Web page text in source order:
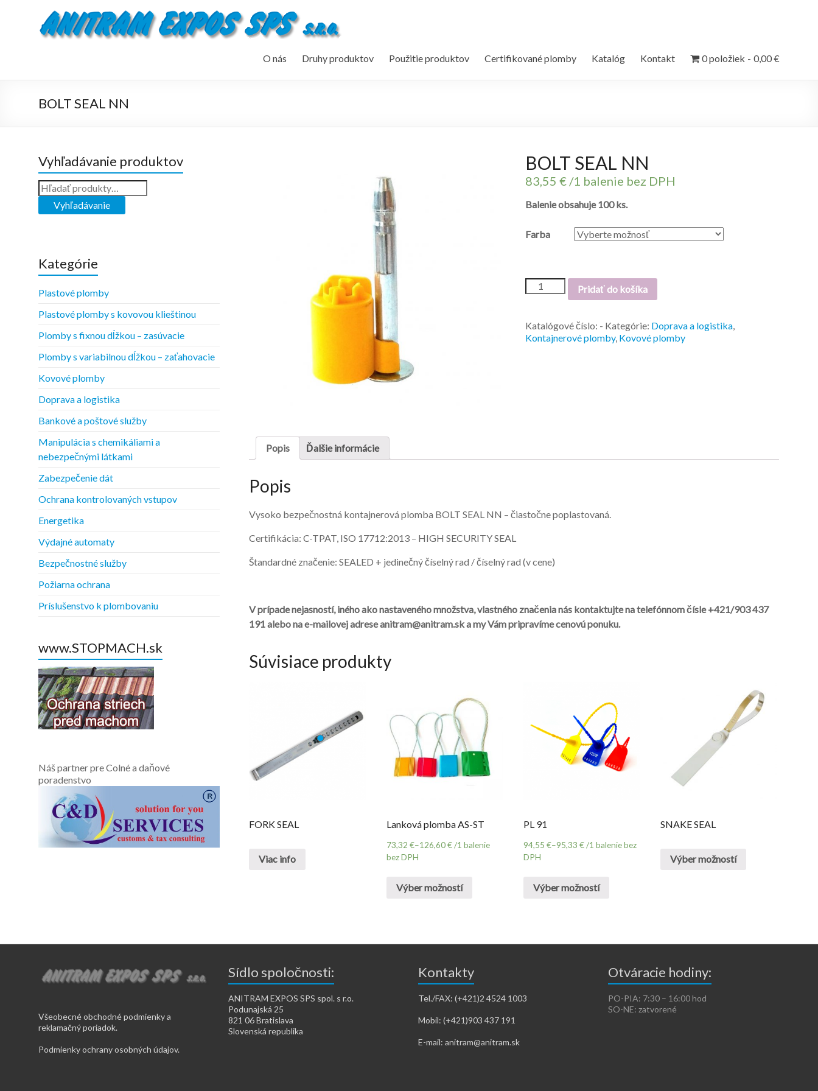
O nás Druhy produktov Použitie produktov Certifikované plomby Katalóg Kontakt 0 položiek 0,00 €
BOLT SEAL NN
BOLT SEAL NN
83,55 € /1 balenie bez DPH
Balenie obsahuje 100 ks.
Farba
Pridať do košíka
Katalógové číslo: - Kategórie: Doprava a logistika,
Kontajnerové plomby, Kovové plomby
Popis Ďalšie informácie
Popis
Vysoko bezpečnostná kontajnerová plomba BOLT SEAL NN – čiastočne poplastovaná.
Certifikácia: C-TPAT, ISO 17712:2013 – HIGH SECURITY SEAL
Štandardné značenie: SEALED + jedinečný číselný rad / číselný rad (v cene)
V prípade nejasností, iného ako nastaveného množstva, vlastného značenia nás kontaktujte na telefónnom čísle +421/903 437
191 alebo na e-mailovej adrese anitram@anitram.sk a my Vám pripravíme cenovú ponuku.
Súvisiace produkty
FORK SEAL
Viac info
Lanková plomba AS-ST
73,32 €–126,60€ /1 balenie
bez DPH
Výber možností
PL 91
94,55 €–95,33 €/1 balenie bez
DPH
Výber možností
SNAKE SEAL
Výber možností
Vyhľadávanie produktov
Kategórie
Plastové plomby
Plastové plomby s kovovou klieštinou
Plomby s fixnou dĺžkou – zasúvacie
Plomby s variabilnou dĺžkou – zaťahovacie
Kovové plomby
Doprava a logistika
Bankové a poštové služby
Manipulácia s chemikáliami a
nebezpečnými látkami
Zabezpečenie dát
Ochrana kontrolovaných vstupov
Energetika
Výdajné automaty
Bezpečnostné služby
Požiarna ochrana
Príslušenstvo k plombovaniu
www.STOPMACH.sk
Náš partner pre Colné a daňové
poradenstvo
Všeobecné obchodné podmienky a
reklamačný poriadok.
Podmienky ochrany osobných údajov.
Sídlo spoločnosti:
ANITRAM EXPOS SPS spol. s r.o.
Podunajská 25
821 06 Bratislava
Slovenská republika
Kontakty
Tel./FAX: (+421)2 4524 1003
Mobil: (+421)903 437 191
E-mail: anitram@anitram.sk
Otváracie hodiny:
PO-PIA: 7:30 – 16:00 hod
SO-NE: zatvorené